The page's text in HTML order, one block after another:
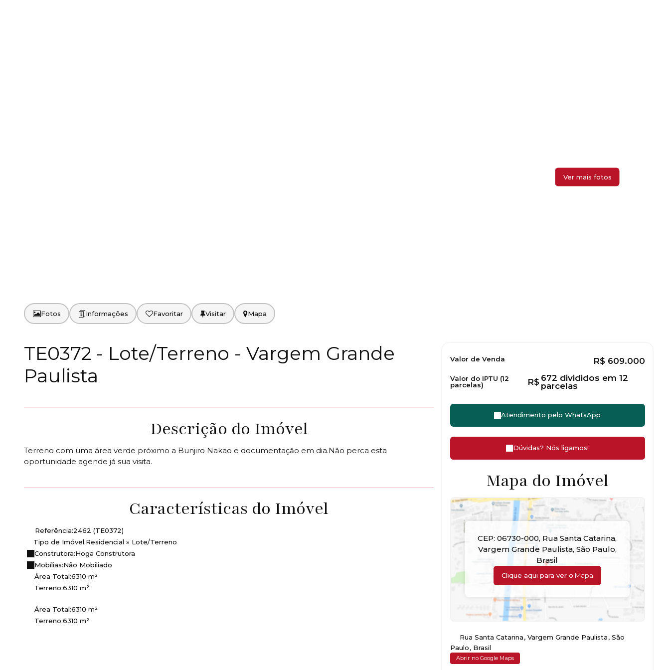
Fotos Favoritar Mapa
TE0372 - Lote/Terreno - Vargem Grande
Paulista
Descrição do Imóvel
Terreno com uma área verde próximo a Bunjiro Nakao e documentaçăo em dia.Năo perca esta
oportunidade agende já sua visita.
Características do Imóvel
Referência:2462 (TE0372)
Tipo de Imóvel:Residencial » Lote/Terreno
Construtora:Hoga Construtora
Mobílias:Não Mobiliado
Área Total:6310 m²
Terreno:6310 m²
Área Total:6310 m²
Terreno:6310 m²
R$ 609.000
Valor de Venda
Valor do IPTU (12
parcelas)
R$ 672 divididos em 12
parcelas
Atendimento pelo WhatsApp
Dúvidas? Nós ligamos!
Mapa do Imóvel
CEP: 06730-000, Rua Santa Catarina,
Vargem Grande Paulista, São Paulo,
Brasil
Clique aqui para ver o Mapa
Rua Santa Catarina, Vargem Grande Paulista, São
Paulo, Brasil
Abrir no Google Maps